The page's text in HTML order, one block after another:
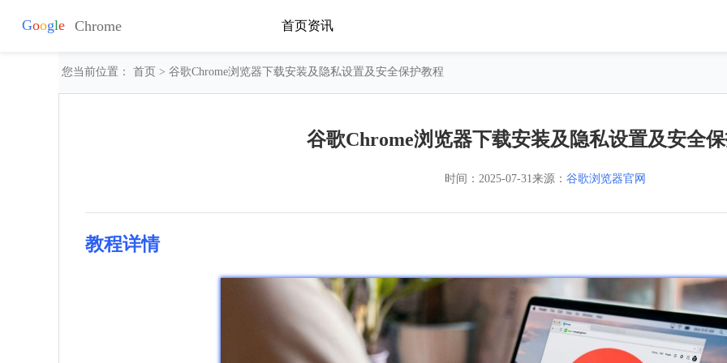
首页资讯
您当前位置： 首页 > 谷歌Chrome浏览器下载安装及隐私设置及安全保护教程
谷歌Chrome浏览器下载安装及隐私设置及安全
时间： 2025-07-31来源： 谷歌浏览器官网
教程详情